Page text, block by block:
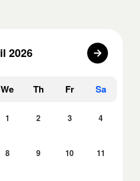
2026
We Th Fr Sa
1 2 3 4
8 9 10 11